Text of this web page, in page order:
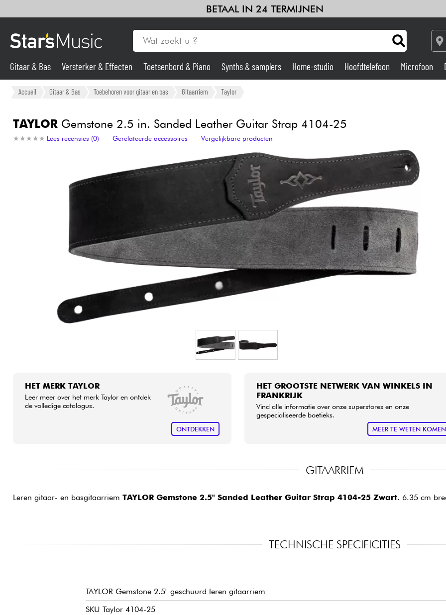
BETAAL IN 24 TERMIJNEN
Gitaar & Bas
Synths & samplers Home-studio
Drums & percussie
Kinderen
Sets
Bekijk onze merken
Gitaar & Bas Versterker & Effecten Toetsenbord & Piano Synths & samplers Home-studio Hoofdtelefoon Microfoon
Accueil Gitaar & Bas Toebehoren voor gitaar en bas Gitaarriem Taylor
TAYLORGemstone 2.5 in. Sanded Leather Guitar Strap 4104-25
★ ★ ★ ★ ★
★ ★ ★ ★ ★ Lees recensies (0) Gerelateerde accessoires Vergelijkbare producten
HET MERK TAYLOR
Leer meer over het merk Taylor en ontdek
de volledige catalogus.
ONTDEKKEN
HET GROOTSTE NETWERK VAN WINKELS IN
FRANKRIJK
Vind alle informatie over onze superstores en onze
gespecialiseerde boetieks.
MEER TE WETEN KOMEN
GITAARRIEM
Leren gitaar- en basgitaarriem TAYLOR Gemstone 2.5" Sanded Leather Guitar Strap 4104-25 Zwart. 6.35 cm
TECHNISCHE SPECIFICITIES
TAYLOR Gemstone 2.5" geschuurd leren gitaarriem
SKU Taylor 4104-25